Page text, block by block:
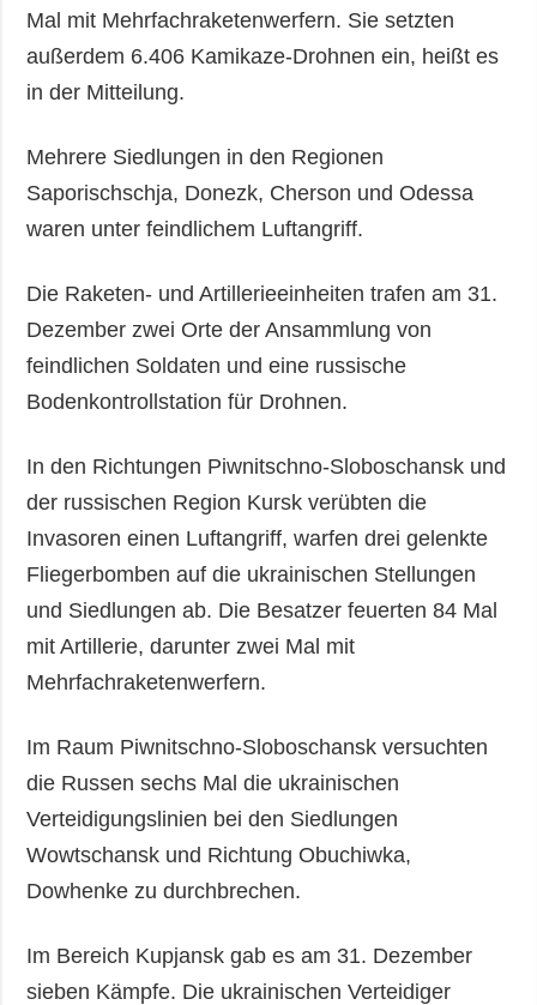
Mal mit Mehrfachraketenwerfern. Sie setzten
außerdem 6.406 Kamikaze-Drohnen ein, heißt es
in der Mitteilung.
Mehrere Siedlungen in den Regionen
Saporischschja, Donezk, Cherson und Odessa
waren unter feindlichem Luftangriff.
Die Raketen- und Artillerieeinheiten trafen am 31.
Dezember zwei Orte der Ansammlung von
feindlichen Soldaten und eine russische
Bodenkontrollstation für Drohnen.
In den Richtungen Piwnitschno-Sloboschansk und
der russischen Region Kursk verübten die
Invasoren einen Luftangriff, warfen drei gelenkte
Fliegerbomben auf die ukrainischen Stellungen
und Siedlungen ab. Die Besatzer feuerten 84 Mal
mit Artillerie, darunter zwei Mal mit
Mehrfachraketenwerfern.
Im Raum Piwnitschno-Sloboschansk versuchten
die Russen sechs Mal die ukrainischen
Verteidigungslinien bei den Siedlungen
Wowtschansk und Richtung Obuchiwka,
Dowhenke zu durchbrechen.
Im Bereich Kupjansk gab es am 31. Dezember
sieben Kämpfe. Die ukrainischen Verteidiger